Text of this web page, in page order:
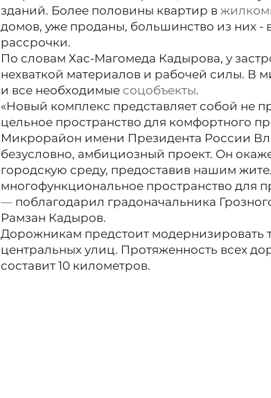
зданий. Более половины квартир в
домов, уже проданы, большинство из них -
рассрочки.
По словам Хас-Магомеда Кадырова, у
нехваткой материалов и рабочей силы. В
и все необходимые соцобъекты.
«Новый комплекс представляет собой не
цельное пространство для комфортного
Микрорайон имени Президента России
безусловно, амбициозный проект. Он
городскую среду, предоставив нашим
многофункциональное пространство для
— поблагодарил градоначальника
Рамзан Кадыров.
Дорожникам предстоит модернизировать
центральных улиц. Протяженность всех
составит 10 километров.